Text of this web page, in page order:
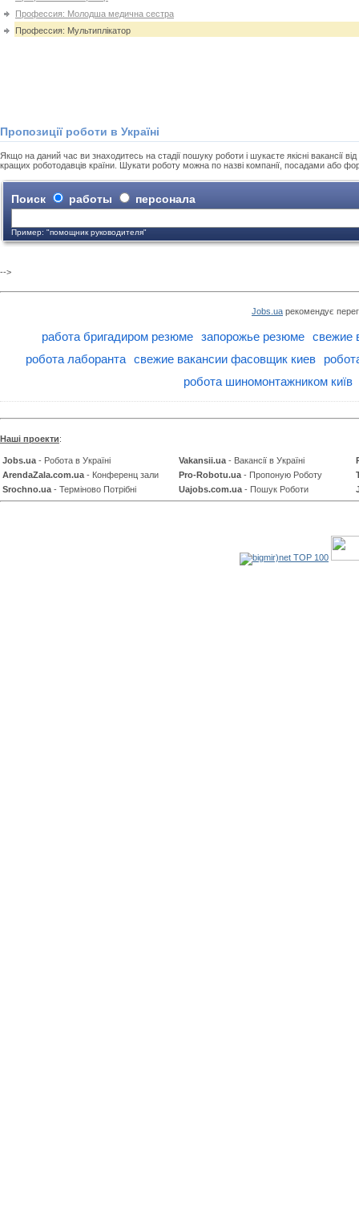
Профессия: Молодша медична сестра
Профессия: Мультиплікатор
Пропозиції роботи в Україні
Якщо на даний час ви знаходитесь на стадії пошуку роботи і шукаєте якісні вакансії
кращих роботодавців країни. Шукати роботу можна по назві компанії, посадами або
Поиск работы персонала
Пример: "помощник руководителя"
-->
Jobs.ua рекомендує
работа бригадиром резюме запорожье резюме
свежие
робота лаборанта
свежие вакансии фасовщик киев
робота шиномонтажником київ
Наші проекти:
Jobs.ua - Робота в Україні Vakansii.ua - Вакансії в Україні
ArendaZala.com.ua - Конференц зали Pro-Robotu.ua - Пропоную Роботу
Srochno.ua - Терміново Потрібні Uajobs.com.ua - Пошук Роботи